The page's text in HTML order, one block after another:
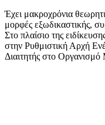
Έχει μακροχρόνια
μορφές εξωδικαστικής,
Στο πλαίσιο της
στην Ρυθμιστική Αρχή
Διαιτητής στο